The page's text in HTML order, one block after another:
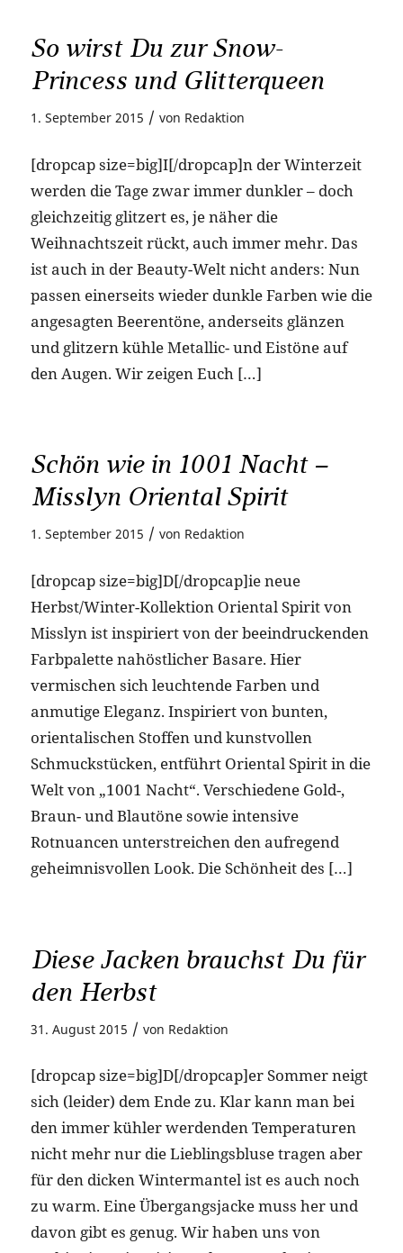
So wirst Du zur Snow-
Princess und Glitterqueen
1. September 2015 / von Redaktion
[dropcap size=big]I[/dropcap]n der Winterzeit
werden die Tage zwar immer dunkler – doch
gleichzeitig glitzert es, je näher die
Weihnachtszeit rückt, auch immer mehr. Das
ist auch in der Beauty-Welt nicht anders: Nun
passen einerseits wieder dunkle Farben wie die
angesagten Beerentöne, anderseits glänzen
und glitzern kühle Metallic- und Eistöne auf
den Augen. Wir zeigen Euch […]
Schön wie in 1001 Nacht –
Misslyn Oriental Spirit
1. September 2015 / von Redaktion
[dropcap size=big]D[/dropcap]ie neue
Herbst/Winter-Kollektion Oriental Spirit von
Misslyn ist inspiriert von der beeindruckenden
Farbpalette nahöstlicher Basare. Hier
vermischen sich leuchtende Farben und
anmutige Eleganz. Inspiriert von bunten,
orientalischen Stoffen und kunstvollen
Schmuckstücken, entführt Oriental Spirit in die
Welt von „1001 Nacht“. Verschiedene Gold-,
Braun- und Blautöne sowie intensive
Rotnuancen unterstreichen den aufregend
geheimnisvollen Look. Die Schönheit des […]
Diese Jacken brauchst Du für
den Herbst
31. August 2015 / von Redaktion
[dropcap size=big]D[/dropcap]er Sommer neigt
sich (leider) dem Ende zu. Klar kann man bei
den immer kühler werdenden Temperaturen
nicht mehr nur die Lieblingsbluse tragen aber
für den dicken Wintermantel ist es auch noch
zu warm. Eine Übergangsjacke muss her und
davon gibt es genug. Wir haben uns von